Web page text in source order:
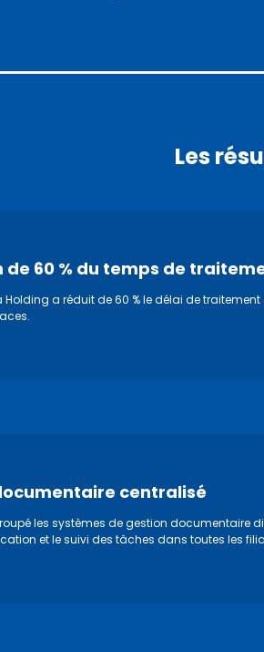
Les
60 % du temps de
Holding a réduit de 60 % le délai de
centralisé
les systèmes de gestion documentaire
et le suivi des tâches dans toutes les